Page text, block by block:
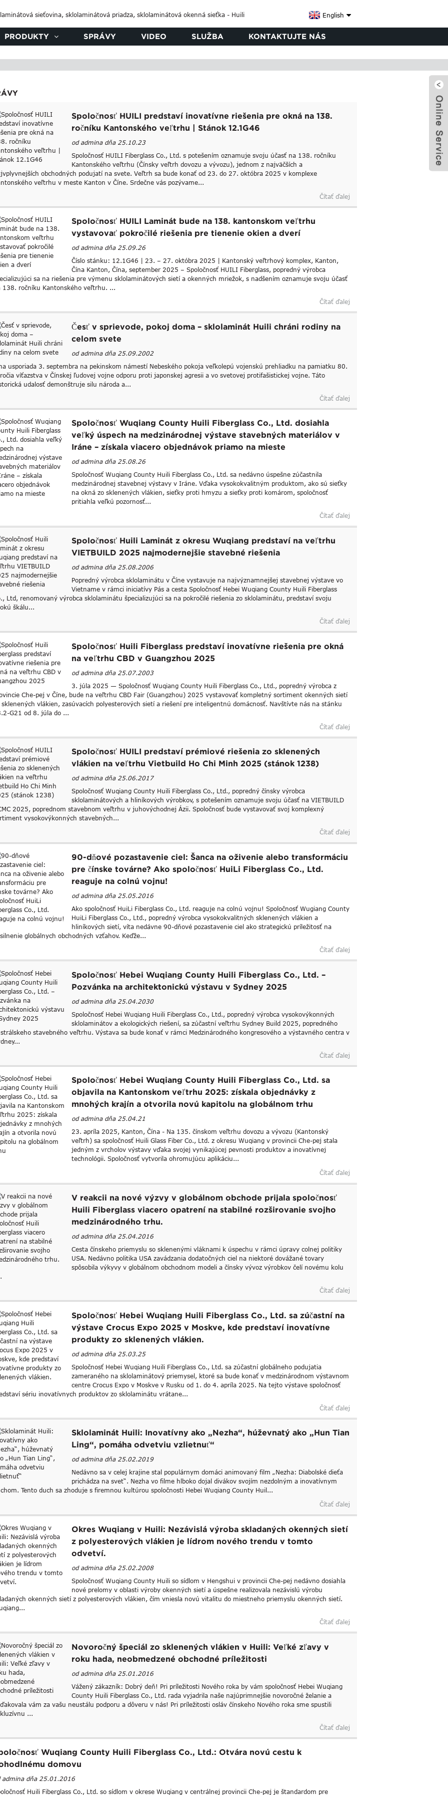
English
PRODUKTY SPRÁVY VIDEO SLUŽBA KONTAKTUJTE NÁS
Spoločnosť HUILI predstaví inovatívne riešenia pre okná na 138.
ročníku Kantonského veľtrhu | Stánok 12.1G46
od admina dňa 25.10.23
Spoločnosť HUILI Fiberglass Co., Ltd. s potešením oznamuje svoju účasť na 138. ročníku
Kantonského veľtrhu (Čínsky veľtrh dovozu a vývozu), jednom z najväčších a
obchodných podujatí na svete. Veľtrh sa bude konať od 23. do 27. októbra 2025 v komplexe
veľtrhu v meste Kanton v Číne. Srdečne vás pozývame...
Čítať ďalej
Spoločnosť HUILI Laminát bude na 138. kantonskom veľtrhu
vystavovať pokročilé riešenia pre tienenie okien a dverí
od admina dňa 25.09.26
Číslo stánku: 12.1G46 | 23. – 27. októbra 2025 | Kantonský veľtrhový komplex, Kanton,
Čína Kanton, Čína, september 2025 – Spoločnosť HUILI Fiberglass, popredný výrobca
sa na riešenia pre výmenu sklolaminátových sietí a okenných mriežok, s nadšením oznamuje svoju účasť
138. ročníku Kantonského veľtrhu. ...
Čítať ďalej
Česť v sprievode, pokoj doma – sklolaminát Huili chráni rodiny na
celom svete
od admina dňa 25.09.2002
usporiada 3. septembra na pekinskom námestí Nebeského pokoja veľkolepú vojenskú prehliadku na pamiatku 80.
víťazstva v Čínskej ľudovej vojne odporu proti japonskej agresii a vo svetovej protifašistickej vojne. Táto
udalosť demonštruje silu národa a...
Čítať ďalej
Spoločnosť Wuqiang County Huili Fiberglass Co., Ltd. dosiahla
veľký úspech na medzinárodnej výstave stavebných materiálov v
Iráne – získala viacero objednávok priamo na mieste
od admina dňa 25.08.26
Spoločnosť Wuqiang County Huili Fiberglass Co., Ltd. sa nedávno úspešne zúčastnila
medzinárodnej stavebnej výstavy v Iráne. Vďaka vysokokvalitným produktom, ako sú sieťky
na okná zo sklenených vlákien, sieťky proti hmyzu a sieťky proti komárom, spoločnosť
pritiahla veľkú pozornosť...
Čítať ďalej
Spoločnosť Huili Laminát z okresu Wuqiang predstaví na veľtrhu
VIETBUILD 2025 najmodernejšie stavebné riešenia
od admina dňa 25.08.2006
Popredný výrobca sklolaminátu v Číne vystavuje na najvýznamnejšej stavebnej výstave vo
Vietname v rámci iniciatívy Pás a cesta Spoločnosť Hebei Wuqiang County Huili Fiberglass
Ltd, renomovaný výrobca sklolaminátu špecializujúci sa na pokročilé riešenia zo sklolaminátu, predstaví svoju
škálu...
Čítať ďalej
Spoločnosť Huili Fiberglass predstaví inovatívne riešenia pre okná
na veľtrhu CBD v Guangzhou 2025
od admina dňa 25.07.2003
3. júla 2025 — Spoločnosť Wuqiang County Huili Fiberglass Co., Ltd., popredný výrobca z
Che-pej v Číne, bude na veľtrhu CBD Fair (Guangzhou) 2025 vystavovať kompletný sortiment okenných sietí
sklenených vlákien, zasúvacích polyesterových sietí a riešení pre inteligentnú domácnosť. Navštívte nás na stánku
G21 od 8. júla do ...
Čítať ďalej
Spoločnosť HUILI predstaví prémiové riešenia zo sklenených
vlákien na veľtrhu Vietbuild Ho Chi Minh 2025 (stánok 1238)
od admina dňa 25.06.2017
Spoločnosť Wuqiang County Huili Fiberglass Co., Ltd., popredný čínsky výrobca
sklolaminátových a hliníkových výrobkov, s potešením oznamuje svoju účasť na VIETBUILD
2025, poprednom stavebnom veľtrhu v juhovýchodnej Ázii. Spoločnosť bude vystavovať svoj komplexný
vysokovýkonných stavebných...
Čítať ďalej
90-dňové pozastavenie ciel: Šanca na oživenie alebo transformáciu
pre čínske továrne? Ako spoločnosť HuiLi Fiberglass Co., Ltd.
reaguje na colnú vojnu!
od admina dňa 25.05.2016
Ako spoločnosť HuiLi Fiberglass Co., Ltd. reaguje na colnú vojnu! Spoločnosť Wugiang County
HuiLi Fiberglass Co., Ltd., popredný výrobca vysokokvalitných sklenených vlákien a
hliníkových sietí, víta nedávne 90-dňové pozastavenie ciel ako strategickú príležitosť na
globálnych obchodných vzťahov. Keďže...
Čítať ďalej
Spoločnosť Hebei Wuqiang County Huili Fiberglass Co., Ltd. –
Pozvánka na architektonickú výstavu v Sydney 2025
od admina dňa 25.04.2030
Spoločnosť Hebei Wuqiang Huili Fiberglass Co., Ltd., popredný výrobca vysokovýkonných
sklolaminátov a ekologických riešení, sa zúčastní veľtrhu Sydney Build 2025, popredného
stavebného veľtrhu. Výstava sa bude konať v rámci Medzinárodného kongresového a výstavného centra v
Čítať ďalej
Spoločnosť Hebei Wuqiang County Huili Fiberglass Co., Ltd. sa
objavila na Kantonskom veľtrhu 2025: získala objednávky z
mnohých krajín a otvorila novú kapitolu na globálnom trhu
od admina dňa 25.04.21
23. apríla 2025, Kanton, Čína - Na 135. čínskom veľtrhu dovozu a vývozu (Kantonský
veľtrh) sa spoločnosť Huili Glass Fiber Co., Ltd. z okresu Wuqiang v provincii Che-pej stala
jedným z vrcholov výstavy vďaka svojej vynikajúcej pevnosti produktov a inovatívnej
technológii. Spoločnosť vytvorila ohromujúcu aplikáciu...
Čítať ďalej
V reakcii na nové výzvy v globálnom obchode prijala spoločnosť
Huili Fiberglass viacero opatrení na stabilné rozširovanie svojho
medzinárodného trhu.
od admina dňa 25.04.2016
Cesta čínskeho priemyslu so sklenenými vláknami k úspechu v rámci úpravy colnej politiky
USA. Nedávno politika USA zavádzania dodatočných ciel na niektoré dovážané tovary
spôsobila výkyvy v globálnom obchodnom modeli a čínsky vývoz výrobkov čelí novému kolu
Čítať ďalej
Spoločnosť Hebei Wuqiang Huili Fiberglass Co., Ltd. sa zúčastní na
výstave Crocus Expo 2025 v Moskve, kde predstaví inovatívne
produkty zo sklenených vlákien.
od admina dňa 25.03.25
Spoločnosť Hebei Wuqiang Huili Fiberglass Co., Ltd. sa zúčastní globálneho podujatia
zameraného na sklolaminátový priemysel, ktoré sa bude konať v medzinárodnom výstavnom
centre Crocus Expo v Moskve v Rusku od 1. do 4. apríla 2025. Na tejto výstave spoločnosť
sériu inovatívnych produktov zo sklolaminátu vrátane...
Čítať ďalej
Sklolaminát Huili: Inovatívny ako „Nezha“, húževnatý ako „Hun Tian
Ling“, pomáha odvetviu vzlietnuť“
od admina dňa 25.02.2019
Nedávno sa v celej krajine stal populárnym domáci animovaný film „Nezha: Diabolské dieťa
prichádza na svet“. Nezha vo filme hlboko dojal divákov svojím nezdolným a inovatívnym
Tento duch sa zhoduje s firemnou kultúrou spoločnosti Hebei Wuqiang County Huil...
Čítať ďalej
Okres Wuqiang v Huili: Nezávislá výroba skladaných okenných sietí
z polyesterových vlákien je lídrom nového trendu v tomto
odvetví.
od admina dňa 25.02.2008
Spoločnosť Wuqiang County Huili so sídlom v Hengshui v provincii Che-pej nedávno dosiahla
nové prelomy v oblasti výroby okenných sietí a úspešne realizovala nezávislú výrobu
okenných sietí z polyesterových vlákien, čím vniesla novú vitalitu do miestneho priemyslu okenných sietí.
Čítať ďalej
Novoročný špeciál zo sklenených vlákien v Huili: Veľké zľavy v
roku hada, neobmedzené obchodné príležitosti
od admina dňa 25.01.2016
Vážený zákazník: Dobrý deň! Pri príležitosti Nového roka by vám spoločnosť Hebei Wuqiang
County Huili Fiberglass Co., Ltd. rada vyjadrila naše najúprimnejšie novoročné želanie a
vám za vašu neustálu podporu a dôveru v nás! Pri príležitosti osláv čínskeho Nového roka sme spustili
...
Čítať ďalej
Wuqiang County Huili Fiberglass Co., Ltd.: Otvára novú cestu k
domovu
admina dňa 25.01.2016
Huili Fiberglass Co., Ltd. so sídlom v okrese Wuqiang v centrálnej provincii Che-pej je štandardom pre